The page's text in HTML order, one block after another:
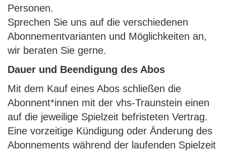
Personen.
Sprechen Sie uns auf die verschiedenen
Abonnementvarianten und Möglichkeiten an,
wir beraten Sie gerne.
Dauer und Beendigung des Abos
Mit dem Kauf eines Abos schließen die
Abonnent*innen mit der vhs-Traunstein einen
auf die jeweilige Spielzeit befristeten Vertrag.
Eine vorzeitige Kündigung oder Änderung des
Abonnements während der laufenden Spielzeit